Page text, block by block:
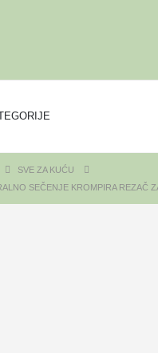
SVE ZA KUĆU
SEČENJE KROMPIRA REZAČ